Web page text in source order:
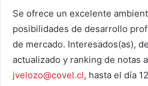
Se ofrece un excelente
posibilidades de desarrollo
de mercado. Interesados(as),
actualizado y ranking de notas
jvelozo@covel.cl, hasta el día